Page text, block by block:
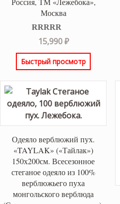
Москва
Оценка5.00
из 5
15,990₽
Быстрый просмотр
Одеяло верблюжий пух.
«TAYLAK» («Тайлак»)
150х200см. Всесезонное
стеганое одеяло из 100%
верблюжьего пуха
монгольского верблюда